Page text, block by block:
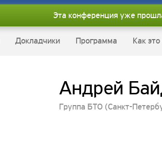
Эта конференция уже
Докладчики Программа Как
Андрей
Группа БТО (Санкт-